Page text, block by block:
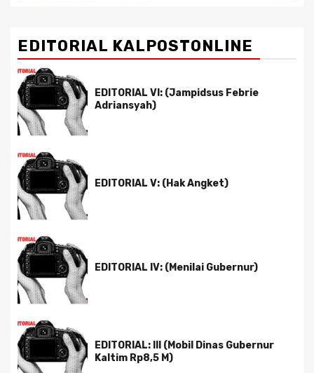
EDITORIAL KALPOSTONLINE
EDITORIAL VI: (Jampidsus Febrie
Adriansyah)
EDITORIAL V: (Hak Angket)
EDITORIAL IV: (Menilai Gubernur)
EDITORIAL: III (Mobil Dinas Gubernur
Kaltim Rp8,5 M)